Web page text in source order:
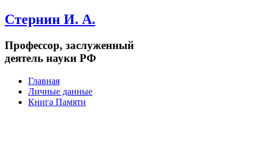
Стернин И. А.
Профессор, заслуженный
деятель науки РФ
Главная
Личные данные
Книга Памяти